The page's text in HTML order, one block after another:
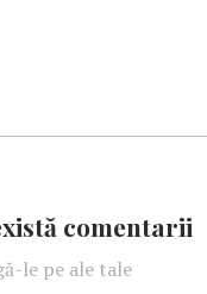
comentarii
le pe ale tale